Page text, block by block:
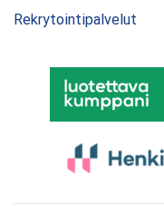
Rekrytointipalvelut